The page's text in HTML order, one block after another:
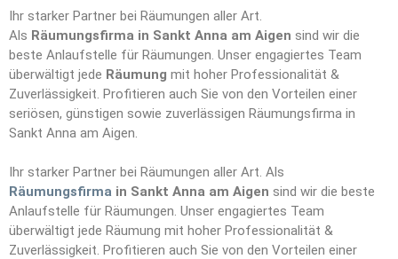
Ihr starker Partner bei Räumungen aller Art.
Als Räumungsfirma in Sankt Anna am Aigen sind wir die
beste Anlaufstelle für Räumungen. Unser engagiertes Team
überwältigt jede Räumung mit hoher Professionalität &
Zuverlässigkeit. Profitieren auch Sie von den Vorteilen einer
seriösen, günstigen sowie zuverlässigen Räumungsfirma in
Sankt Anna am Aigen.
Ihr starker Partner bei Räumungen aller Art. Als
Räumungsfirma in Sankt Anna am Aigen sind wir die beste
Anlaufstelle für Räumungen. Unser engagiertes Team
überwältigt jede Räumung mit hoher Professionalität &
Zuverlässigkeit. Profitieren auch Sie von den Vorteilen einer